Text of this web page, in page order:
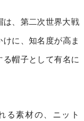
は、第二次世界大戦
に、知名度が高ま
帽子として有名に
る素材の、ニット